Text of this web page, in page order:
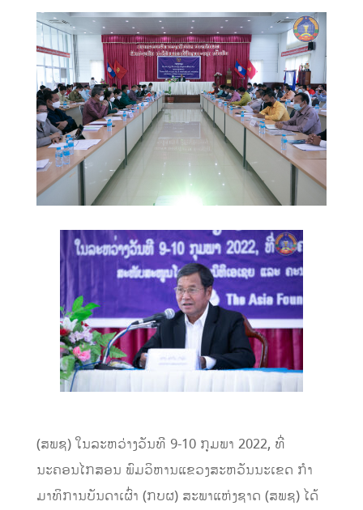
(ສພຊ) ໃນລະຫວ່າງວັນທີ 9-10 ກຸມພາ 2022, ທີ່
ນະຄອນໄກສອນ ພົມວິຫານແຂວງສະຫວັນນະເຂດ ກໍາ
ມາທິການບັນດາເຜົ່າ (ກບຜ)ສະພາແຫ່ງຊາດ (ສພຊ) ໄດ້